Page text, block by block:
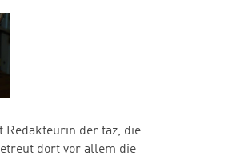
Redakteurin der taz, die
dort vor allem die